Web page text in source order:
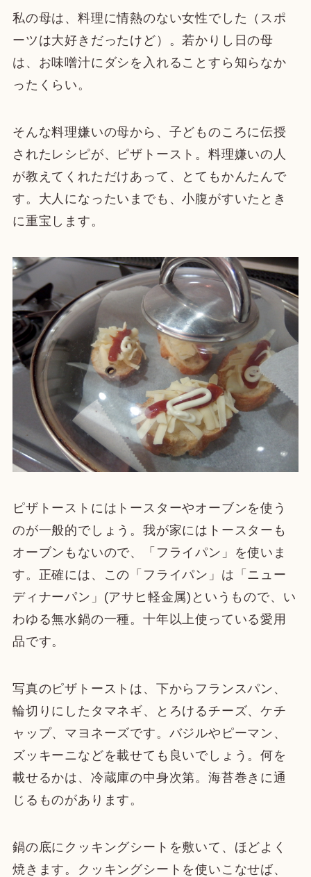
私の母は、料理に情熱のない女性でした（スポ
ーツは大好きだったけど）。若かりし日の母
は、お味噌汁にダシを入れることすら知らなか
ったくらい。
そんな料理嫌いの母から、子どものころに伝授
されたレシピが、ピザトースト。料理嫌いの人
が教えてくれただけあって、とてもかんたんで
す。大人になったいまでも、小腹がすいたとき
に重宝します。
ピザトーストにはトースターやオーブンを使う
のが一般的でしょう。我が家にはトースターも
オーブンもないので、「フライパン」を使いま
す。正確には、この「フライパン」は「ニュー
ディナーパン」(アサヒ軽金属)というもので、い
わゆる無水鍋の一種。十年以上使っている愛用
品です。
写真のピザトーストは、下からフランスパン、
輪切りにしたタマネギ、とろけるチーズ、ケチ
ャップ、マヨネーズです。バジルやピーマン、
ズッキーニなどを載せても良いでしょう。何を
載せるかは、冷蔵庫の中身次第。海苔巻きに通
じるものがあります。
鍋の底にクッキングシートを敷いて、ほどよく
焼きます。クッキングシートを使いこなせば、